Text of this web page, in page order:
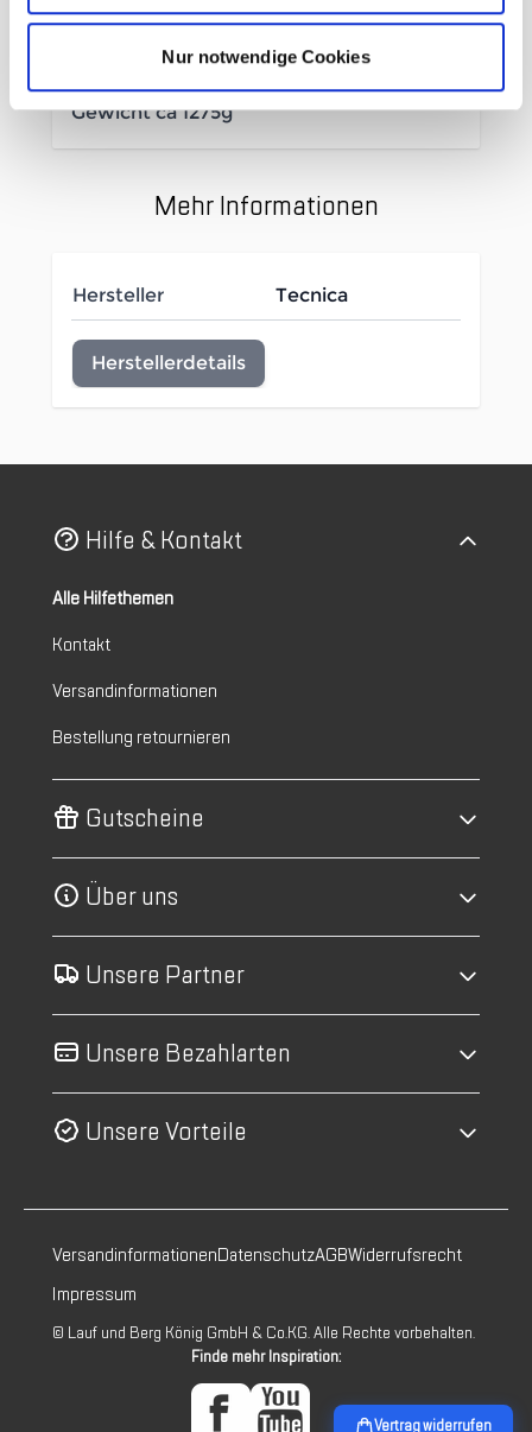
Nur notwendige Cookies
Membran
C.A.S. Anpassbarkeit zur präzisen
Gewicht ca 1275g
Mehr Informationen
Hersteller Tecnica
Herstellerdetails
Hilfe & Kontakt
Alle Hilfethemen
Kontakt
Versandinformationen
Bestellung retournieren
Gutscheine
Über uns
Unsere Partner
Unsere Bezahlarten
Unsere Vorteile
VersandinformationenDatenschutzAGBWiderrufsrecht
Impressum
© Lauf und Berg König GmbH & Co.KG. Alle Rechte vorbehalten.
Finde mehr Inspiration:
Vertrag widerrufen